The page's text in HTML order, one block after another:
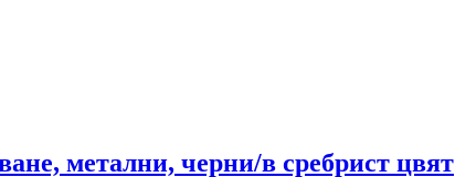
метални, черни/в сребрист цвят